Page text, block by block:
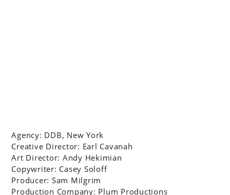
Agency: DDB, New York
Creative Director: Earl Cavanah
Art Director: Andy Hekimian
Copywriter: Casey Soloff
Producer: Sam Milgrim
Production Company: Plum Productions